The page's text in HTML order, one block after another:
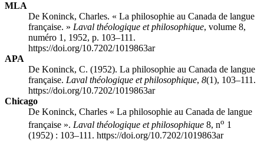
MLA
De Koninck, Charles. « La philosophie au Canada de langue
française. » Laval théologique et philosophique, volume 8,
numéro 1, 1952, p. 103–111.
https://doi.org/10.7202/1019863ar
APA
De Koninck, C. (1952). La philosophie au Canada de langue
française. Laval théologique et philosophique, 8(1), 103–111.
https://doi.org/10.7202/1019863ar
Chicago
De Koninck, Charles « La philosophie au Canada de langue
française ». Laval théologique et philosophique 8, no 1
(1952) : 103–111. https://doi.org/10.7202/1019863ar